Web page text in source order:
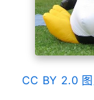
CC BY 2.0